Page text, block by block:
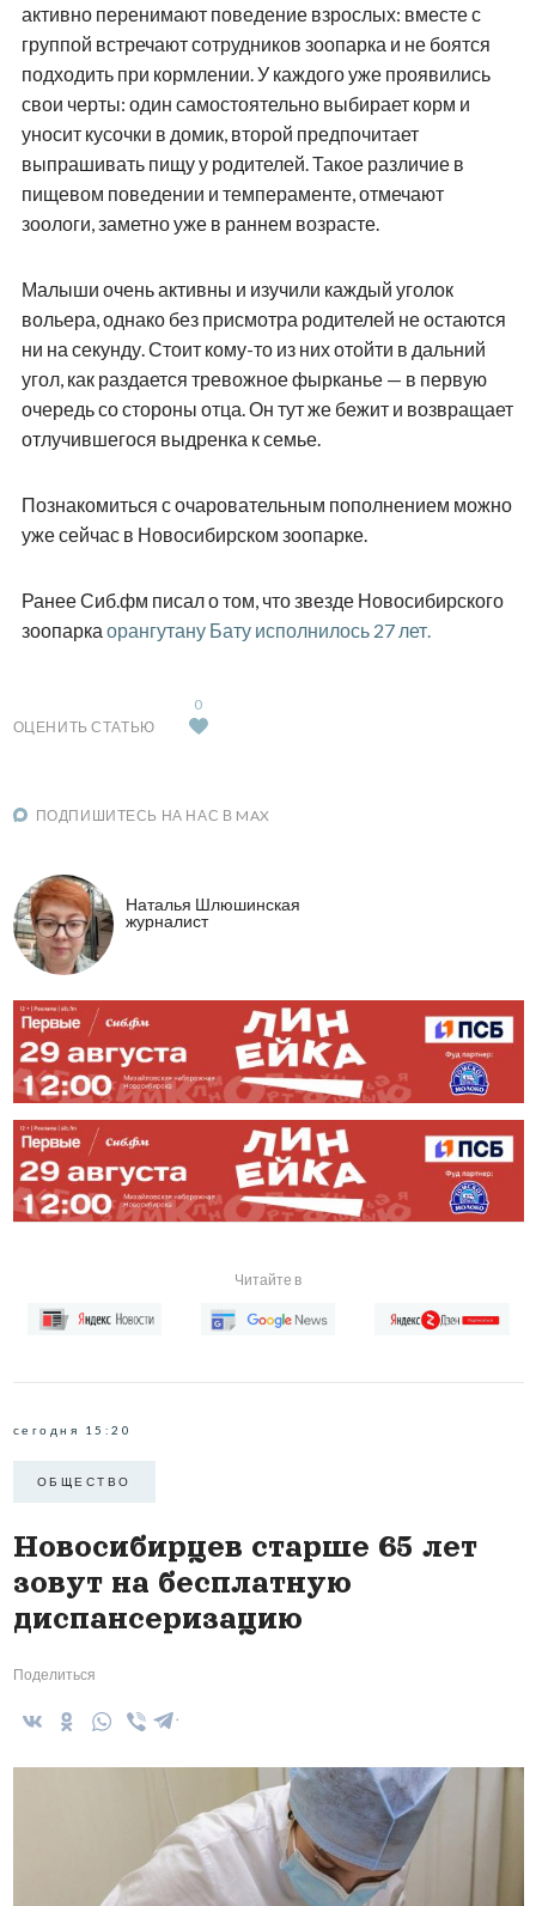
активно перенимают поведение взрослых: вместе с
группой встречают сотрудников зоопарка и не боятся
подходить при кормлении. У каждого уже проявились
свои черты: один самостоятельно выбирает корм и
уносит кусочки в домик, второй предпочитает
выпрашивать пищу у родителей. Такое различие в
пищевом поведении и темпераменте, отмечают
зоологи, заметно уже в раннем возрасте.
Малыши очень активны и изучили каждый уголок
вольера, однако без присмотра родителей не остаются
ни на секунду. Стоит кому-то из них отойти в дальний
угол, как раздается тревожное фырканье — в первую
очередь со стороны отца. Он тут же бежит и возвращает
отлучившегося выдренка к семье.
Познакомиться с очаровательным пополнением можно
уже сейчас в Новосибирском зоопарке.
Ранее Сиб.фм писал о том, что звезде Новосибирского
зоопарка орангутану Бату исполнилось 27 лет.
ОЦЕНИТЬ СТАТЬЮ
0
ПОДПИШИТЕСЬ НА НАС В MAX
Наталья Шлюшинская
журналист
Читайте в
сегодня 15:20
ОБЩЕСТВО
Новосибирцев старше 65 лет
зовут на бесплатную
диспансеризацию
Поделиться